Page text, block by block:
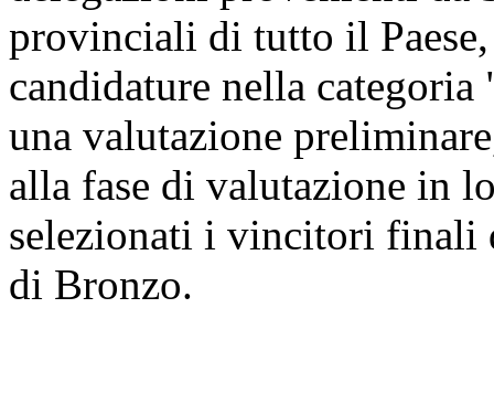
provinciali di tutto il
candidature nella
una valutazione
alla fase di valutazione in
selezionati i vincitori finali
di Bronzo.